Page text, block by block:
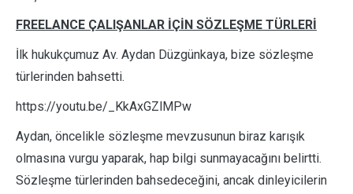
FREELANCE ÇALIŞANLAR İÇİN SÖZLEŞME TÜRLERİ
İlk hukukçumuz Av. Aydan Düzgünkaya, bize sözleşme
türlerinden bahsetti.
https://youtu.be/_KkAxGZlMPw
Aydan, öncelikle sözleşme mevzusunun biraz karışık
olmasına vurgu yaparak, hap bilgi sunmayacağını belirtti.
Sözleşme türlerinden bahsedeceğini, ancak dinleyicilerin